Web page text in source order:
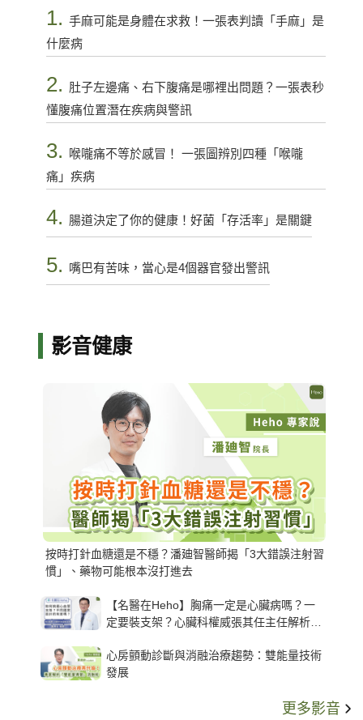
1. 手麻可能是身體在求救！一張表判讀「手麻」是
什麼病
2. 肚子左邊痛、右下腹痛是哪裡出問題？一張表秒
懂腹痛位置潛在疾病與警訊
3.
喉嚨痛不等於感冒！ 一張圖辨別四種「喉嚨
痛」疾病
4. 腸道決定了你的健康！好菌「存活率」是關鍵
5. 嘴巴有苦味，當心是4個器官發出警訊
影音健康
按時打針血糖還是不穩？潘廸智醫師揭「3大錯誤注射習
慣」、藥物可能根本沒打進去
【名醫在Heho】胸痛一定是心臟病嗎？一
定要裝支架？心臟科權威張其任主任解析支
心房顫動診斷與消融治療趨勢：雙能量技術
發展
更多影音